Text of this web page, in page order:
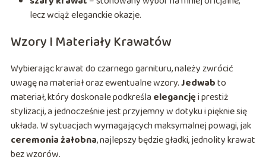
lecz wciąż eleganckie okazje.
Wzory I Materiały Krawatów
Wybierając krawat do czarnego garnituru, należy zwrócić
uwagę na materiał oraz ewentualne wzory.Jedwabto
materiał, który doskonale podkreśla elegancjęi prestiż
stylizacji, a jednocześnie jest przyjemny w dotyku i pięknie się
układa. W sytuacjach wymagających maksymalnej powagi, jak
ceremonia żałobna, najlepszy będzie gładki, jednolity krawat
bez wzorów.